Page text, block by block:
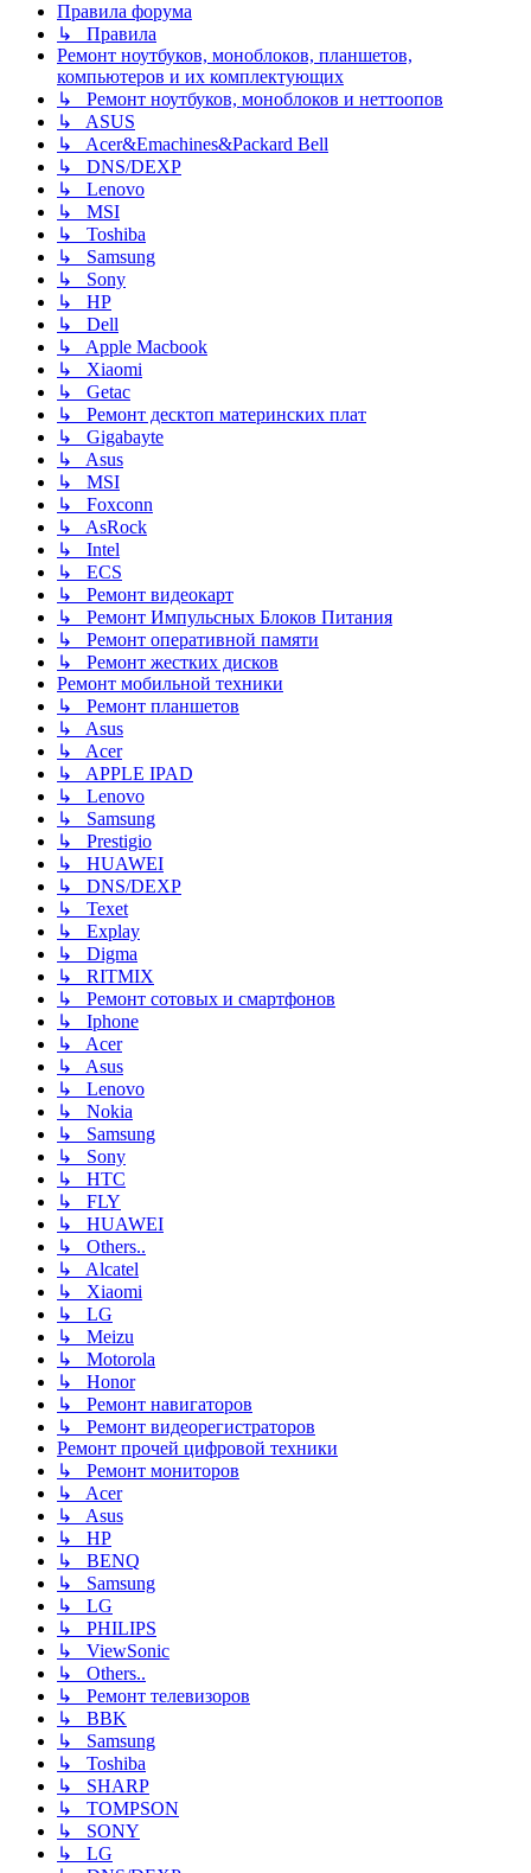
Правила форума
↳ Правила
Ремонт ноутбуков, моноблоков, планшетов,
компьютеров и их комплектующих
↳ Ремонт ноутбуков, моноблоков и неттоопов
↳ ASUS
↳ Acer&Emachines&Packard Bell
↳ DNS/DEXP
↳ Lenovo
↳ MSI
↳ Toshiba
↳ Samsung
↳ Sony
↳ HP
↳ Dell
↳ Apple Macbook
↳ Xiaomi
↳ Getac
↳ Ремонт десктоп материнских плат
↳ Gigabayte
↳ Asus
↳ MSI
↳ Foxconn
↳ AsRock
↳ Intel
↳ ECS
↳ Ремонт видеокарт
↳ Ремонт Импульсных Блоков Питания
↳ Ремонт оперативной памяти
↳ Ремонт жестких дисков
Ремонт мобильной техники
↳ Ремонт планшетов
↳ Asus
↳ Acer
↳ APPLE IPAD
↳ Lenovo
↳ Samsung
↳ Prestigio
↳ HUAWEI
↳ DNS/DEXP
↳ Texet
↳ Explay
↳ Digma
↳ RITMIX
↳ Ремонт сотовых и смартфонов
↳ Iphone
↳ Acer
↳ Asus
↳ Lenovo
↳ Nokia
↳ Samsung
↳ Sony
↳ HTC
↳ FLY
↳ HUAWEI
↳ Others..
↳ Alcatel
↳ Xiaomi
↳ LG
↳ Meizu
↳ Motorola
↳ Honor
↳ Ремонт навигаторов
↳ Ремонт видеорегистраторов
Ремонт прочей цифровой техники
↳ Ремонт мониторов
↳ Acer
↳ Asus
↳ HP
↳ BENQ
↳ Samsung
↳ LG
↳ PHILIPS
↳ ViewSonic
↳ Others..
↳ Ремонт телевизоров
↳ BBK
↳ Samsung
↳ Toshiba
↳ SHARP
↳ TOMPSON
↳ SONY
↳ LG